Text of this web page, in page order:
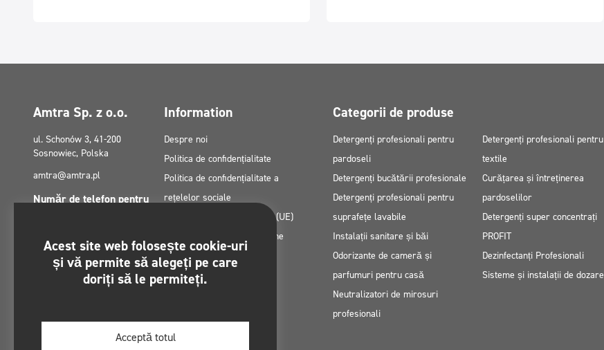
Amtra Sp. z o.o.
ul. Schonów 3, 41-200
Sosnowiec, Polska
amtra@amtra.pl
Număr de telefon pentru
Ne puteți găsi pe:
Information
Despre noi
Politica de confidențialitate
Politica de confidențialitate a
rețelelor sociale
Politica privind cookie-urile (UE)
Granturi din fonduri europene
Contact
Harta site-ului
Categorii de produse
Detergenți profesionali pentru
pardoseli
Detergenți bucătării profesionale
Detergenți profesionali pentru
suprafețe lavabile
Instalații sanitare și băi
Odorizante de cameră și
parfumuri pentru casă
Neutralizatori de mirosuri
profesionali
Detergenți profesionali pentru
textile
Curățarea și întreținerea
pardoselilor
Detergenți super concentrați
PROFIT
Dezinfectanți Profesionali
Sisteme și instalații de dozare
Acest site web folosește cookie-uri
și vă permite să alegeți pe care
doriți să le permiteți.
Acceptă totul